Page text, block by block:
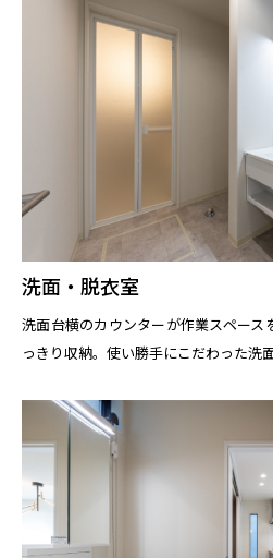
洗面・脱衣室
洗面台横のカウンターが作業スペース
っきり収納。使い勝手にこだわった洗